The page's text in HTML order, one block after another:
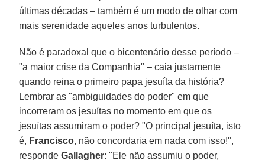
últimas décadas – também é um modo de olhar com
mais serenidade aqueles anos turbulentos.
Não é paradoxal que o bicentenário desse período –
"a maior crise da Companhia" – caia justamente
quando reina o primeiro papa jesuíta da história?
Lembrar as "ambiguidades do poder" em que
incorreram os jesuítas no momento em que os
jesuítas assumiram o poder? "O principal jesuíta, isto
é, Francisco, não concordaria em nada com isso!",
respondeGallagher: "Ele não assumiu o poder,